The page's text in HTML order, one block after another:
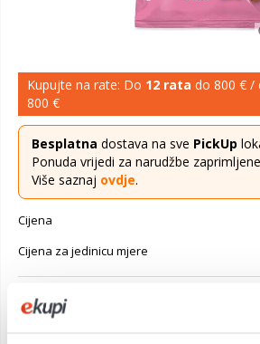
Kupujte na rate: Do 12 rata do 800 € /
800 €
Besplatna dostava na sve PickUp
Ponuda vrijedi za narudžbe
Više saznaj ovdje.
Cijena
Cijena za jedinicu mjere
Poslastica Rinti Bitties Puppy piletina i
piletine i pačjeg mesa. Dopunska hrana